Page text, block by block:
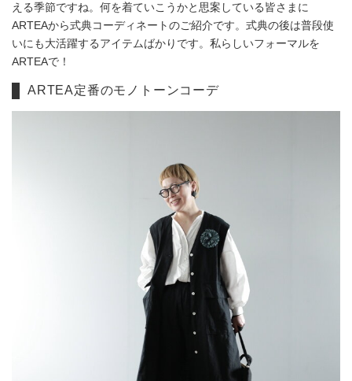
える季節ですね。何を着ていこうかと思案している皆さまに
ARTEAから式典コーディネートのご紹介です。式典の後は普段使
いにも大活躍するアイテムばかりです。私らしいフォーマルを
ARTEAで！
ARTEA定番のモノトーンコーデ